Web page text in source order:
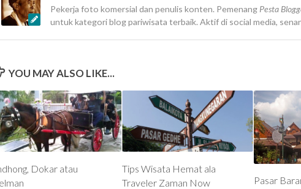
Pekerja foto komersial dan penulis konten. Pemenang Pesta
untuk kategori blog pariwisata terbaik. Aktif di social media,
YOU MAY ALSO LIKE...
Dokar atau
Tips Wisata Hemat ala
Traveler Zaman Now
Pasar